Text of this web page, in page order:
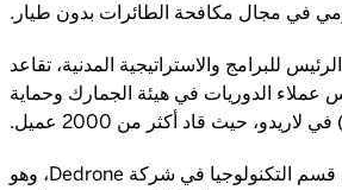
في مجال مكافحة الطائرات بدون طيار.
للبرامج والاستراتيجية المدنية، تقاعد
الدوريات في هيئة الجمارك وحماية
نائب رئيس قسم التكنولوجيا في شركة Dedrone، وهو